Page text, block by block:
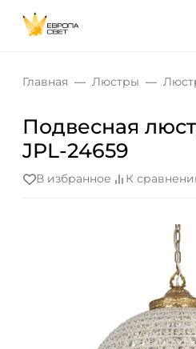
Главная Люстры
Подвесная
JPL-24659
В избранное К